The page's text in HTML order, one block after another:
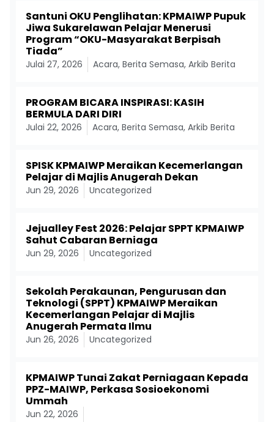
Santuni OKU Penglihatan: KPMAIWP Pupuk
Jiwa Sukarelawan Pelajar Menerusi
Program “OKU-Masyarakat Berpisah
Tiada”
Julai 27, 2026 Acara, Berita Semasa, Arkib Berita
PROGRAM BICARA INSPIRASI: KASIH
BERMULA DARI DIRI
Julai 22, 2026 Acara, Berita Semasa, Arkib Berita
SPISK KPMAIWP Meraikan Kecemerlangan
Pelajar di Majlis Anugerah Dekan
Jun 29, 2026 Uncategorized
Jejualley Fest 2026: Pelajar SPPT KPMAIWP
Sahut Cabaran Berniaga
Jun 29, 2026 Uncategorized
Sekolah Perakaunan, Pengurusan dan
Teknologi (SPPT) KPMAIWP Meraikan
Kecemerlangan Pelajar di Majlis
Anugerah Permata Ilmu
Jun 26, 2026 Uncategorized
KPMAIWP Tunai Zakat Perniagaan Kepada
PPZ-MAIWP, Perkasa Sosioekonomi
Ummah
Jun 22, 2026